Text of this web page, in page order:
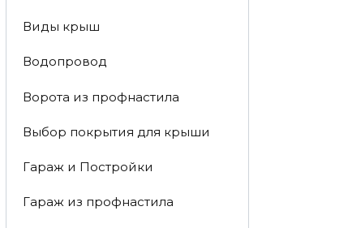
Виды крыш
Водопровод
Ворота из профнастила
Выбор покрытия для крыши
Гараж и Постройки
Гараж из профнастила